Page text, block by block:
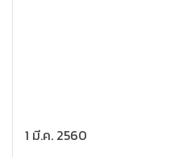
1 มี.ค. 2560